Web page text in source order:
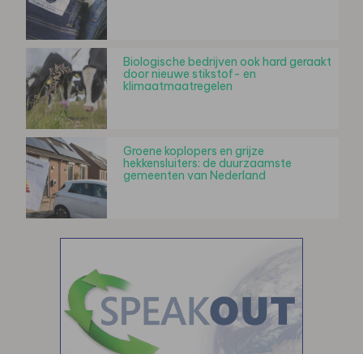
Biologische bedrijven ook hard geraakt
door nieuwe stikstof- en
klimaatmaatregelen
Groene koplopers en grijze
hekkensluiters: de duurzaamste
gemeenten van Nederland